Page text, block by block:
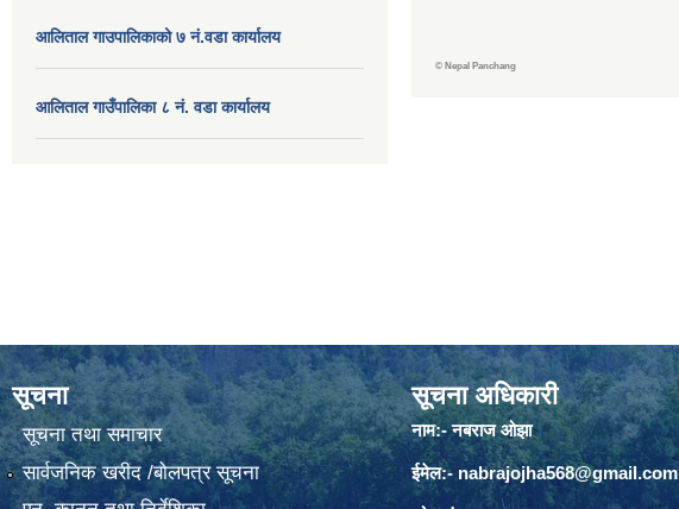
आलिताल गाउपालिकाको ७ नं.वडा कार्यालय
आलिताल गाउँपालिका ८ नं. वडा कार्यालय
© Nepal Panchang
सूचना
सूचना तथा समाचार
सार्वजनिक खरीद /बोलपत्र सूचना
सूचना अधिकारी
नाम:- नबराज ओझा
ईमेल:- nabrajojha568@gmail.com